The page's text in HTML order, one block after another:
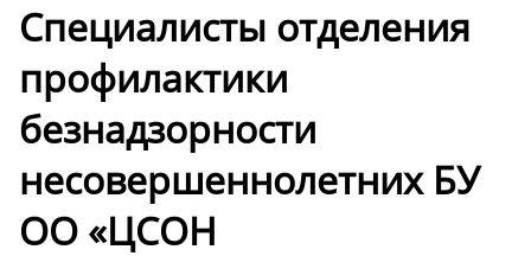
Специалисты отделения
профилактики
безнадзорности
несовершеннолетних БУ
ОО «ЦСОН